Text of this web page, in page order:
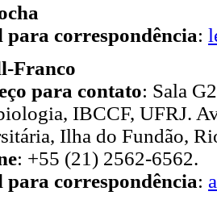
para correspondência:
Franco
para contato: Sala
IBCCF, UFRJ.
Ilha do Fundão,
: +55 (21) 2562-6562.
para correspondência: